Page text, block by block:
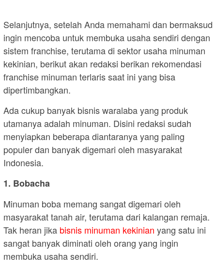
Selanjutnya, setelah Anda memahami dan bermaksud
ingin mencoba untuk membuka usaha sendiri dengan
sistem franchise, terutama di sektor usaha minuman
kekinian, berikut akan redaksi berikan rekomendasi
franchise minuman terlaris saat ini yang bisa
dipertimbangkan.
Ada cukup banyak bisnis waralaba yang produk
utamanya adalah minuman. Disini redaksi sudah
menyiapkan beberapa diantaranya yang paling
populer dan banyak digemari oleh masyarakat
Indonesia.
1. Bobacha
Minuman boba memang sangat digemari oleh
masyarakat tanah air, terutama dari kalangan remaja.
Tak heran jika bisnis minuman kekinian yang satu ini
sangat banyak diminati oleh orang yang ingin
membuka usaha sendiri.